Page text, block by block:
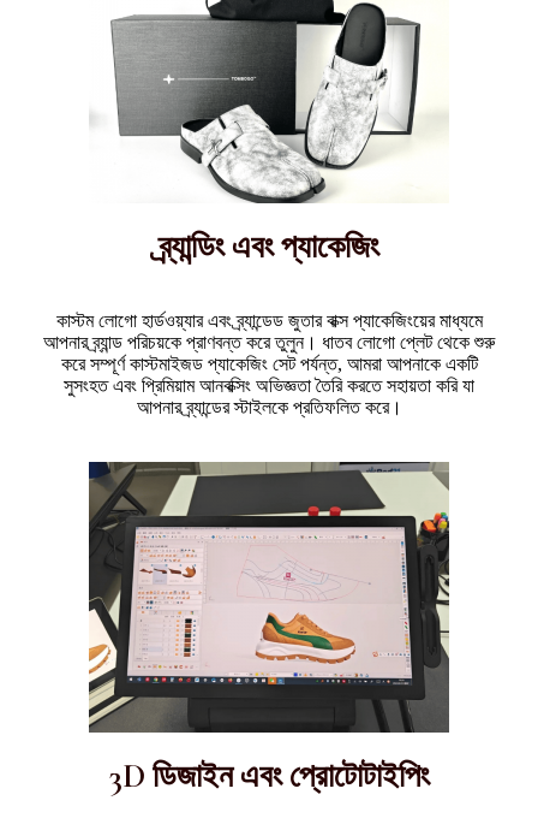
ব্র্যান্ডিং এবং প্যাকেজিং
কাস্টম লোগো হার্ডওয়্যার এবং ব্র্যান্ডেড জুতার বাক্স প্যাকেজিংয়ের মাধ্যমে
আপনার ব্র্যান্ড পরিচয়কে প্রাণবন্ত করে তুলুন। ধাতব লোগো প্লেট থেকে শুরু
করে সম্পূর্ণ কাস্টমাইজড প্যাকেজিং সেট পর্যন্ত, আমরা আপনাকে একটি
সুসংহত এবং প্রিমিয়াম আনবক্সিং অভিজ্ঞতা তৈরি করতে সহায়তা করি যা
আপনার ব্র্যান্ডের স্টাইলকে প্রতিফলিত করে।
3D ডিজাইন এবং প্রোটোটাইপিং